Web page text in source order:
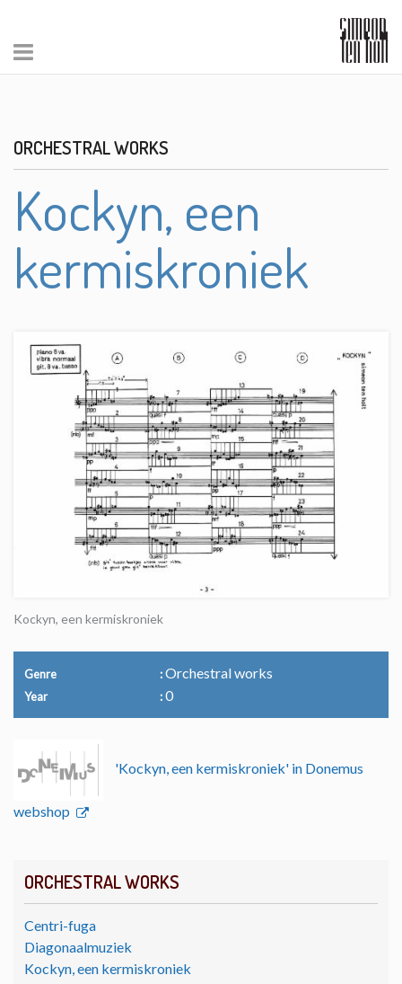
ORCHESTRAL WORKS
Centri-fuga
Diagonaalmuziek
Kockyn, een kermiskroniek
ORCHESTRAL WORKS
Kockyn, een
kermiskroniek
Kockyn, een kermiskroniek
Genre Orchestral works
Year 0
'Kockyn, een kermiskroniek' in Donemus
webshop